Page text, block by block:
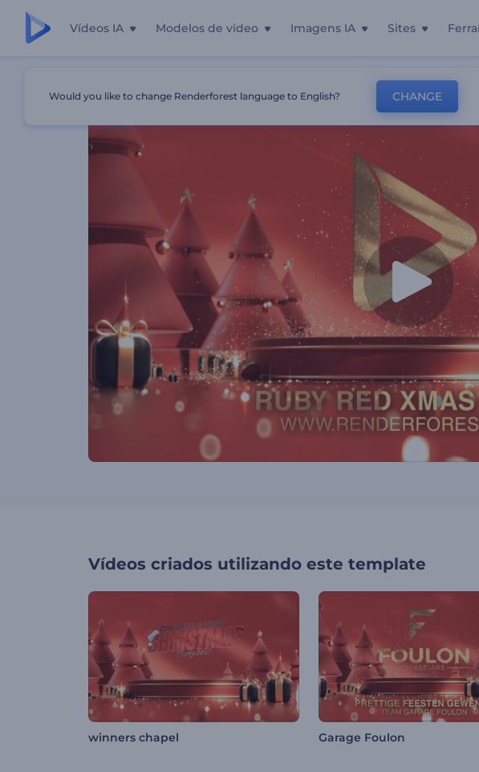
Vídeos IA Modelos de vídeo Imagens IA Sites
Vídeos criados utilizando este template
winners chapel Garage Foulon
Would you like to change Renderforest language to English? CHANGE